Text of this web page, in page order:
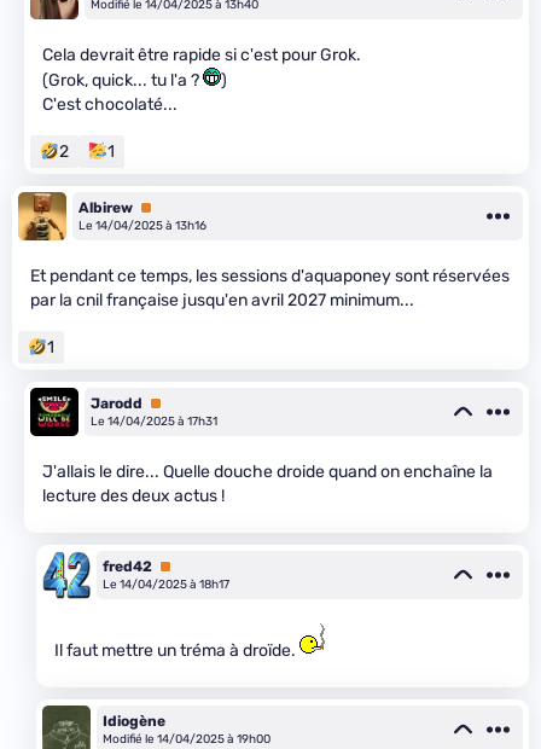
Modifié le 14/04/2025 à 13h40
Cela devrait être rapide si c'est pour Grok.
(Grok, quick... tu l'a ?
)
C'est chocolaté...
2 1
Albirew Premium
Le 14/04/2025 à 13h16
Et pendant ce temps, les sessions d'aquaponey sont réservées
par la cnil française jusqu'en avril 2027 minimum...
1
Jarodd
Premium
Le 14/04/2025 à 17h31
J'allais le dire... Quelle douche droide quand on enchaîne la
lecture des deux actus !
fred42 Premium
Le 14/04/2025 à 18h17
Il faut mettre un tréma à droïde.
Idiogène
Modifié le 14/04/2025 à 19h00